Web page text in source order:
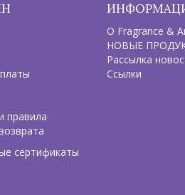
правила
сертификаты
О Fragrance &
НОВЫЕ
Рассылка
Ссылки